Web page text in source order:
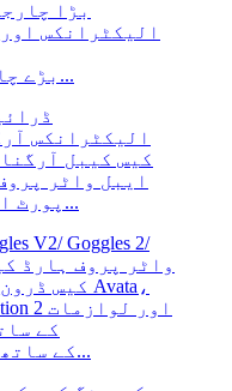
بڑے چارجر کورڈ ٹریول کیس...
پورٹ ایبل واٹر پروف ڈبل لا...
Avata کیس Av کے ساتھ ہم آہنگ...